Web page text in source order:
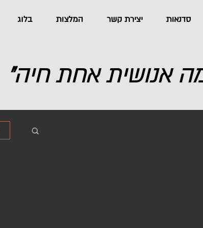
בלוג המלצות יצירת קשר סדנאות
אנושית אחת חיה"